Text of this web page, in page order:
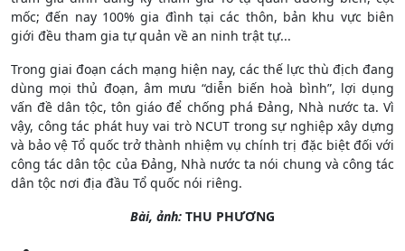
mốc; đến nay 100% gia đình tại các thôn, bản khu vực biên
giới đều tham gia tự quản về an ninh trật tự...
Trong giai đoạn cách mạng hiện nay, các thế lực thù địch đang
dùng mọi thủ đoạn, âm mưu “diễn biến hoà bình”, lợi dụng
vấn đề dân tộc, tôn giáo để chống phá Đảng, Nhà nước ta. Vì
vậy, công tác phát huy vai trò NCUT trong sự nghiệp xây dựng
và bảo vệ Tổ quốc trở thành nhiệm vụ chính trị đặc biệt đối với
công tác dân tộc của Đảng, Nhà nước ta nói chung và công tác
dân tộc nơi địa đầu Tổ quốc nói riêng.
Bài, ảnh: THU PHƯƠNG